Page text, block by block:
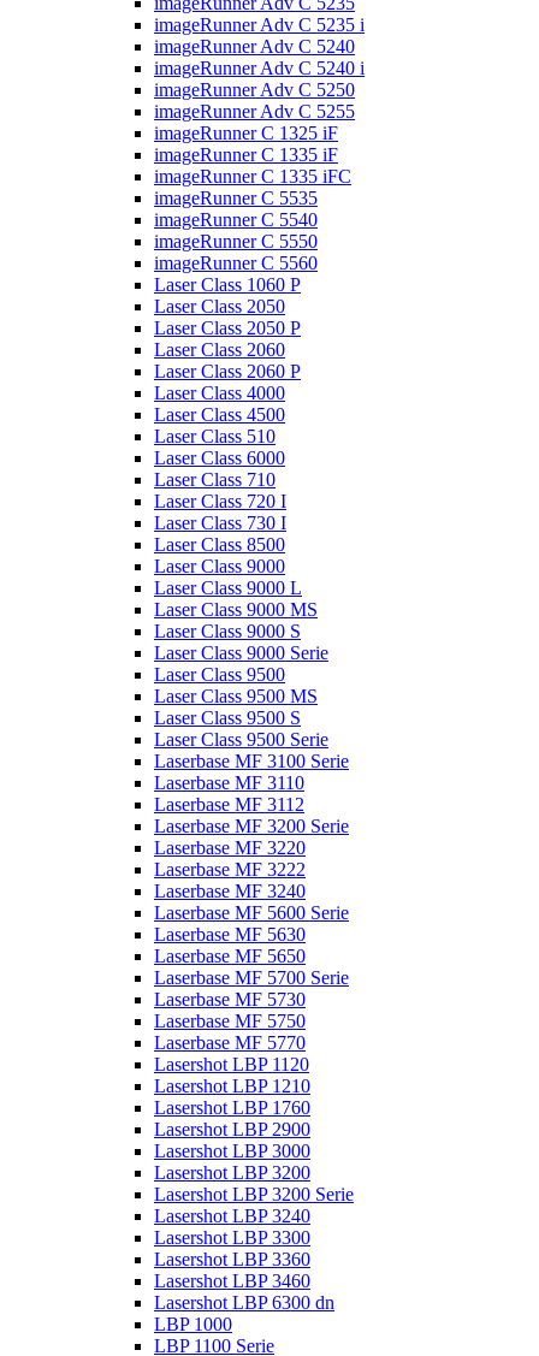
imageRunner Adv C 5235 i
imageRunner Adv C 5240
imageRunner Adv C 5240 i
imageRunner Adv C 5250
imageRunner Adv C 5255
imageRunner C 1325 iF
imageRunner C 1335 iF
imageRunner C 1335 iFC
imageRunner C 5535
imageRunner C 5540
imageRunner C 5550
imageRunner C 5560
Laser Class 1060 P
Laser Class 2050
Laser Class 2050 P
Laser Class 2060
Laser Class 2060 P
Laser Class 4000
Laser Class 4500
Laser Class 510
Laser Class 6000
Laser Class 710
Laser Class 720 I
Laser Class 730 I
Laser Class 8500
Laser Class 9000
Laser Class 9000 L
Laser Class 9000 MS
Laser Class 9000 S
Laser Class 9000 Serie
Laser Class 9500
Laser Class 9500 MS
Laser Class 9500 S
Laser Class 9500 Serie
Laserbase MF 3100 Serie
Laserbase MF 3110
Laserbase MF 3112
Laserbase MF 3200 Serie
Laserbase MF 3220
Laserbase MF 3222
Laserbase MF 3240
Laserbase MF 5600 Serie
Laserbase MF 5630
Laserbase MF 5650
Laserbase MF 5700 Serie
Laserbase MF 5730
Laserbase MF 5750
Laserbase MF 5770
Lasershot LBP 1120
Lasershot LBP 1210
Lasershot LBP 1760
Lasershot LBP 2900
Lasershot LBP 3000
Lasershot LBP 3200
Lasershot LBP 3200 Serie
Lasershot LBP 3240
Lasershot LBP 3300
Lasershot LBP 3360
Lasershot LBP 3460
Lasershot LBP 6300 dn
LBP 1000
LBP 1100 Serie